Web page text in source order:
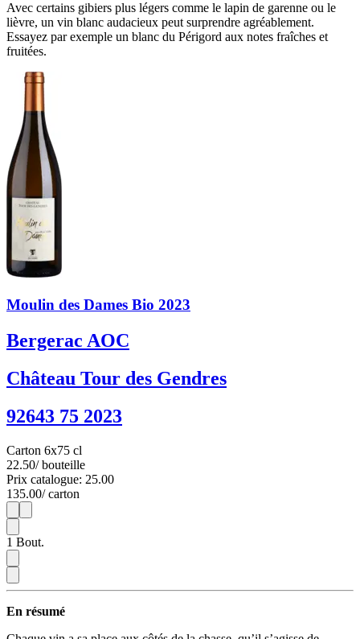
Avec certains gibiers plus légers comme le lapin de garenne ou le
lièvre, un vin blanc audacieux peut surprendre agréablement.
Essayez par exemple un blanc du Périgord aux notes fraîches et
fruitées.
Moulin des Dames Bio 2023
Bergerac AOC
Château Tour des Gendres
92643 75 2023
Carton 6x75 cl
22.50/ bouteille
Prix catalogue: 25.00
135.00/ carton
1
1 Bout.
En résumé